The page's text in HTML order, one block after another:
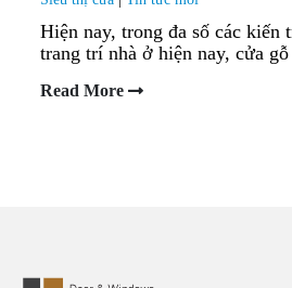
Hiện nay, trong đa số các kiến
trang trí nhà ở hiện nay, cửa
Read More